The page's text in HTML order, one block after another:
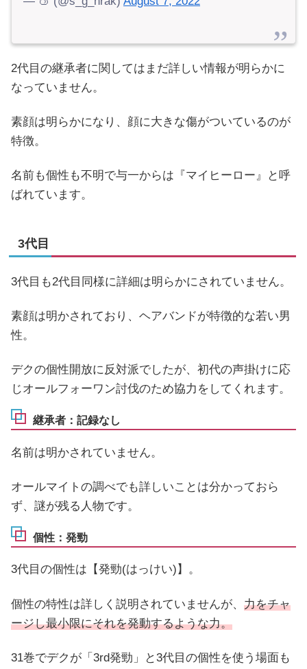
2代目の継承者に関してはまだ詳しい情報が明らかに
なっていません。
素顔は明らかになり、顔に大きな傷がついているのが
特徴。
名前も個性も不明で与一からは『マイヒーロー』と呼
ばれています。
3代目
3代目も2代目同様に詳細は明らかにされていません。
素顔は明かされており、ヘアバンドが特徴的な若い男
性。
デクの個性開放に反対派でしたが、初代の声掛けに応
じオールフォーワン討伐のため協力をしてくれます。
継承者：記録なし
名前は明かされていません。
オールマイトの調べでも詳しいことは分かっておら
ず、謎が残る人物です。
個性：発勁
3代目の個性は【発勁(はっけい)】。
個性の特性は詳しく説明されていませんが、 力をチャ
ージし最小限にそれを発動するような力。
31巻でデクが「3rd発勁」と3代目の個性を使う場面も